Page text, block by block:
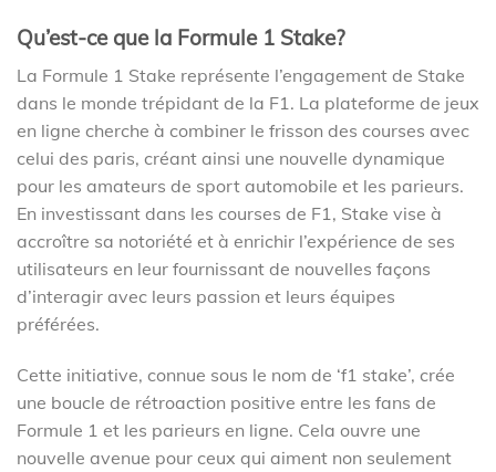
Qu’est-ce que la Formule 1 Stake?
La Formule 1 Stake représente l’engagement de Stake
dans le monde trépidant de la F1. La plateforme de jeux
en ligne cherche à combiner le frisson des courses avec
celui des paris, créant ainsi une nouvelle dynamique
pour les amateurs de sport automobile et les parieurs.
En investissant dans les courses de F1, Stake vise à
accroître sa notoriété et à enrichir l’expérience de ses
utilisateurs en leur fournissant de nouvelles façons
d’interagir avec leurs passion et leurs équipes
préférées.
Cette initiative, connue sous le nom de ‘f1 stake’, crée
une boucle de rétroaction positive entre les fans de
Formule 1 et les parieurs en ligne. Cela ouvre une
nouvelle avenue pour ceux qui aiment non seulement